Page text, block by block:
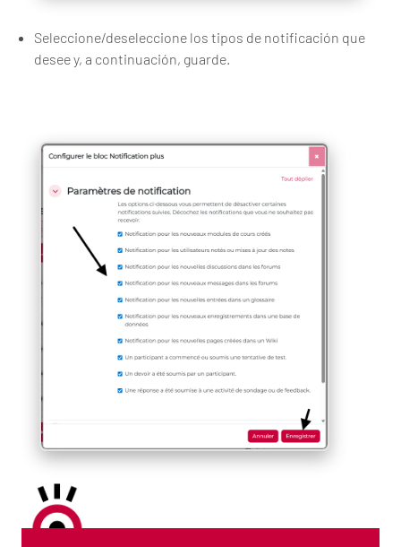
Seleccione/deseleccione los tipos de notificación que
desee y, a continuación, guarde.